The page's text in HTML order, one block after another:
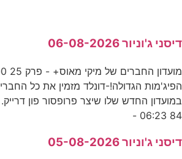
דיסני ג'וניור 06-08-2026
הפיג'מות הגדולה!-דונלד מזמין את כל
84 06:23 -
דיסני ג'וניור 05-08-2026